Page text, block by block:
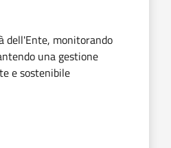
dell'Ente, monitorando
una gestione
e sostenibile